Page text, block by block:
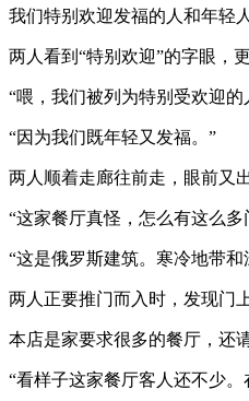
我们特别欢迎发福的人和年轻人
两人看到“特别欢迎”的字眼，
“喂，我们被列为特别受欢迎的
“因为我们既年轻又发福。”
两人顺着走廊往前走，眼前又
“这家餐厅真怪，怎么有这么多
“这是俄罗斯建筑。寒冷地带
两人正要推门而入时，发现门
本店是家要求很多的餐厅，还
“看样子这家餐厅客人还不少